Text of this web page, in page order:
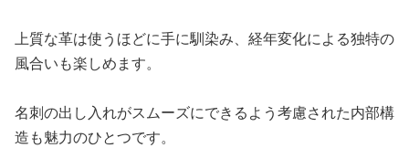
上質な革は使うほどに手に馴染み、経年変化による独特の
風合いも楽しめます。
名刺の出し入れがスムーズにできるよう考慮された内部構
造も魅力のひとつです。